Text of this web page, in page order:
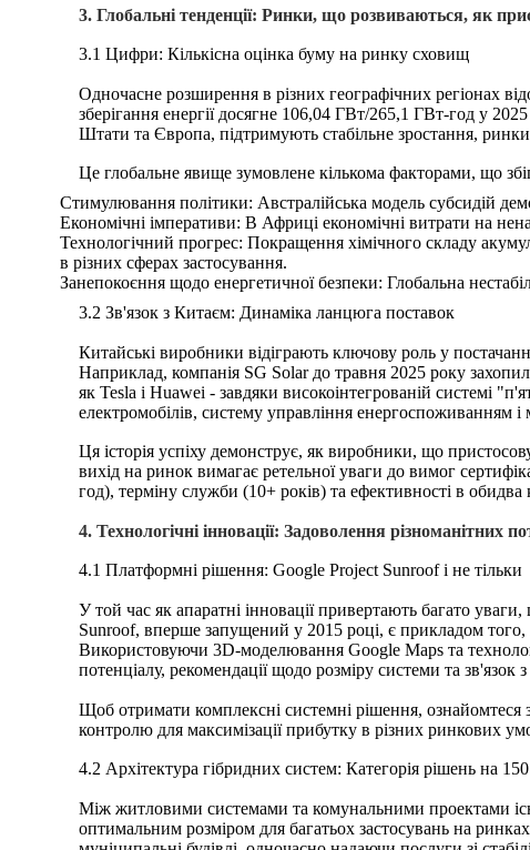
3. Глобальні тенденції: Ринки, що розвиваються, як
3.1 Цифри: Кількісна оцінка буму на ринку сховищ
Одночасне розширення в різних географічних регіонах
зберігання енергії досягне 106,04 ГВт/265,1 ГВт-год у
Штати та Європа, підтримують стабільне зростання,
Це глобальне явище зумовлене кількома факторами, що
Стимулювання політики: Австралійська модель субсидій
Економічні імперативи: В Африці економічні витрати на
Технологічний прогрес: Покращення хімічного складу
в різних сферах застосування.
Занепокоєння щодо енергетичної безпеки: Глобальна
3.2 Зв'язок з Китаєм: Динаміка ланцюга поставок
Китайські виробники відіграють ключову роль у
Наприклад, компанія SG Solar до травня 2025 року
як Tesla і Huawei - завдяки високоінтегрованій системі
електромобілів, систему управління енергоспоживанням
Ця історія успіху демонструє, як виробники, що
вихід на ринок вимагає ретельної уваги до вимог
год), терміну служби (10+ років) та ефективності в обидва
4. Технологічні інновації: Задоволення різноманітних
4.1 Платформні рішення: Google Project Sunroof і не тільки
У той час як апаратні інновації привертають багато
Sunroof, вперше запущений у 2015 році, є прикладом
Використовуючи 3D-моделювання Google Maps та
потенціалу, рекомендації щодо розміру системи та зв'язок
Щоб отримати комплексні системні рішення, ознайомтеся
контролю для максимізації прибутку в різних ринкових
4.2 Архітектура гібридних систем: Категорія рішень на
Між житловими системами та комунальними проектами
оптимальним розміром для багатьох застосувань на